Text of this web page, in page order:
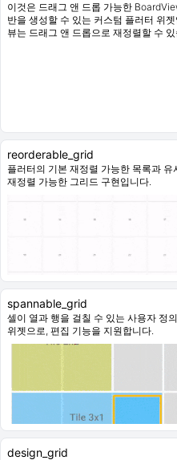
이것은 드래그 앤 드롭 가능한
반을 생성할 수 있는 커스텀 플러터 위
뷰는 드래그 앤 드롭으로 재정렬할 수
reorderable_grid
플러터의 기본 재정렬 가능한 목록과 유
재정렬 가능한 그리드 구현입니다.
spannable_grid
셀이 열과 행을 걸칠 수 있는 사용자 정
위젯으로, 편집 기능을 지원합니다.
design_grid